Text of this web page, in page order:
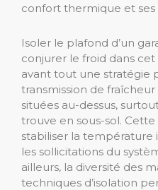
confort thermique et ses
Isoler le plafond d’un
conjurer le froid dans cet
avant tout une stratégie
transmission de
situées au-dessus,
trouve en sous-sol.
stabiliser la température
les sollicitations du
ailleurs, la diversité des
techniques d’isolation